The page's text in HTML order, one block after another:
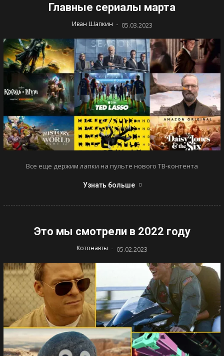
Главные сериалы марта
Иван Шапкин - 05.03.2023
Все еще держим лапки на пульте нового ТВ-контента
Узнать больше
Это мы смотрели в 2022 году
Котонавты - 05.02.2023